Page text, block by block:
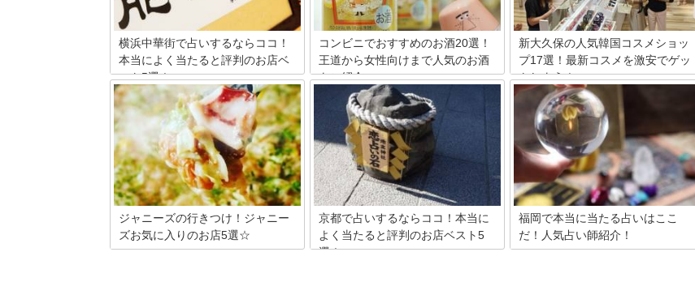
焼肉チェーン店を10カ所厳選し、分かり
やすいランキング形式でご紹介いたしま
す。
のみぞ知る、札幌で買える最新お土産情
報をご紹介します。
横浜中華街で占いするならココ！
本当によく当たると評判のお店ベ
スト5選！
一年中多くの人で賑わう横浜中華街には
たくさんの占いの館があります。中華圏
では古くから占いや風水が生活に根付い
ているというだけあって、やっぱりここ
は激戦区！「占いに興味はあるけれど、
どこに行ったらいいのかわからない」と
いう人のために、人気の占いの館5店を
ピックアップしてご紹介します！
コンビニでおすすめのお酒20選！
王道から女性向けまで人気のお酒
をご紹介
便利なコンビニでは、ビール・ワイン・
ウイスキー・チューハイなど、様々な種
類のお酒が販売されています。ラインア
ップが豊富なので、新発売のものや自分
のお気に入りのお酒を見つけやすいのも
コンビニの良さ。そこで今回は、コンビ
ニで販売されているお酒の中からおすす
めの商品をランキング形式でご紹介して
いきます。
新大久保の人気韓国コスメショッ
プ17選！最新コスメを激安でゲッ
トしよう！
日本国内でも韓流文化の根強い町・新大
久保。その中には韓流コスメショップが
多いのも有名です。安くて種類も豊富な
韓流コスメは日本人にも大人気。今回は
そんな新大久保の人気韓国コスメショッ
プを17店厳選紹介します。
ジャニーズの行きつけ！ジャニー
ズお気に入りのお店5選☆
京都で占いするならココ！本当に
よく当たると評判のお店ベスト5
選！
福岡で本当に当たる占いはここ
だ！人気占い師紹介！